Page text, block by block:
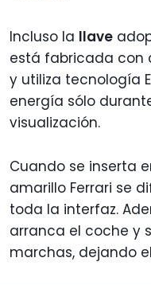
Incluso la llave
está fabricada con
y utiliza tecnología
energía sólo
visualización.
Cuando se inserta
amarillo Ferrari se
toda la interfaz.
arranca el coche y
marchas, dejando